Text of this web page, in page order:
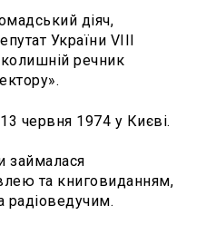
діяч,
України VIII
речник
13 червня 1974 у Києві.
займалася
та книговиданням,
радіоведучим.